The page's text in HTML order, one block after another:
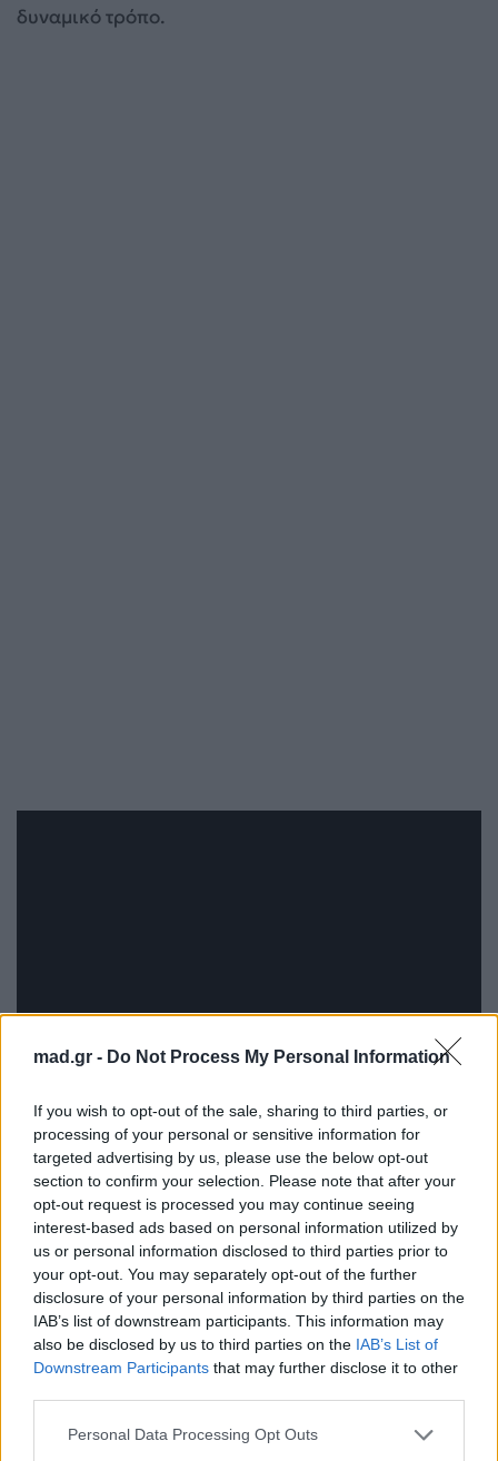
mad.gr - Do Not Process My Personal Information
If you wish to opt-out of the sale, sharing to third parties, or
processing of your personal or sensitive information for
targeted advertising by us, please use the below opt-out
section to confirm your selection. Please note that after your
opt-out request is processed you may continue seeing
interest-based ads based on personal information utilized by
us or personal information disclosed to third parties prior to
your opt-out. You may separately opt-out of the further
disclosure of your personal information by third parties on the
IAB’s list of downstream participants. This information may
also be disclosed by us to third parties on the IAB’s List of
Downstream Participants that may further disclose it to other
Personal Data Processing Opt Outs
δυναμικό τρόπο.
Το αντηλιακό σου ίσως δεν σε προστατεύει
όπως νομίζεις – Δες γιατί
Μαύροι κύκλοι: Το viral beauty hack με την
κρέμα ματιών που τους εξαφανίζει στο
δευτερόλεπτο
Για σχόλια, μηνύματα ή φωτογραφικό υλικό
σχετικά με τοMad.gr, επισκεφτείτε μας στο
Facebook, επικοινωνήστε μέσωTwitterή
ακολουθήστε μας στοInstagram.